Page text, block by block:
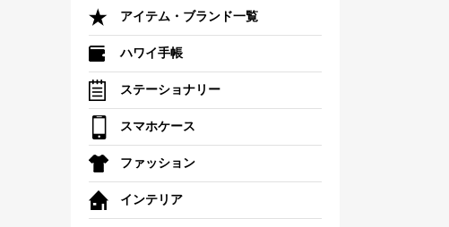
アイテム・ブランド一覧
ハワイ手帳
ステーショナリー
スマホケース
ファッション
インテリア